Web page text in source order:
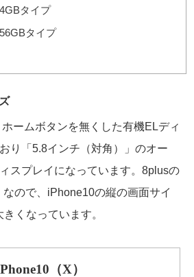
タイプ
タイプ
ームボタンを無くした有機ELディ
り「5.8インチ（対角）」のオー
スプレイになっています。8plusの
ので、iPhone10の縦の画面サイ
くなっています。
（X）